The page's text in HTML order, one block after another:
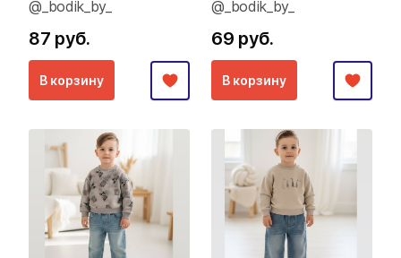
@_bodik_by_
87 руб.
В корзину
@_bodik_by_
69 руб.
В корзину